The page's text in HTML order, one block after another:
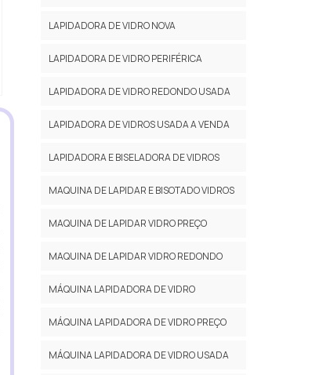
LAPIDADORA DE VIDRO NOVA
LAPIDADORA DE VIDRO PERIFÉRICA
LAPIDADORA DE VIDRO REDONDO USADA
LAPIDADORA DE VIDROS USADA A VENDA
LAPIDADORA E BISELADORA DE VIDROS
MAQUINA DE LAPIDAR E BISOTADO VIDROS
MAQUINA DE LAPIDAR VIDRO PREÇO
MAQUINA DE LAPIDAR VIDRO REDONDO
MÁQUINA LAPIDADORA DE VIDRO
MÁQUINA LAPIDADORA DE VIDRO PREÇO
MÁQUINA LAPIDADORA DE VIDRO USADA